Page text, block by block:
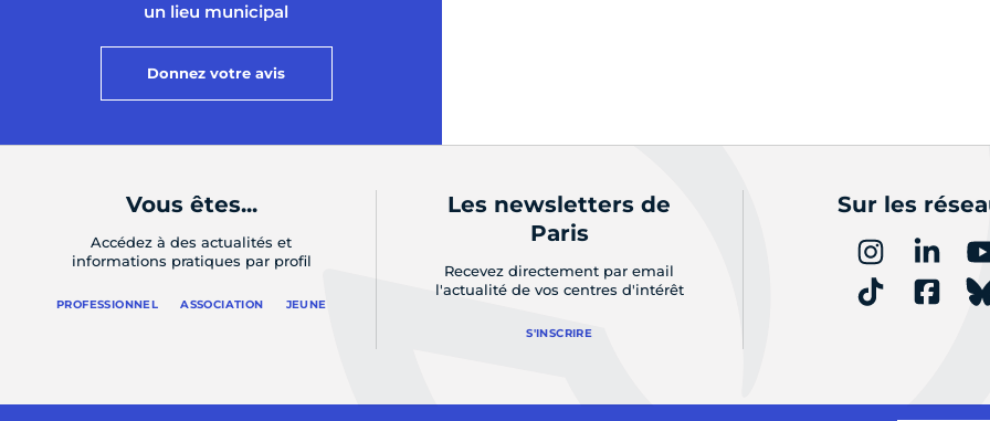
un lieu municipal
Donnez votre avis
Vous êtes...
Accédez à des actualités et
informations pratiques par profil
PROFESSIONNEL ASSOCIATION JEUNE
Les newsletters de
Paris
Recevez directement par email
l'actualité de vos centres d'intérêt
S'INSCRIRE
Sur les